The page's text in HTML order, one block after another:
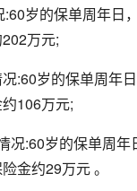
岁的保单周年
万元;
:60岁的保单周年
106万元;
况:60岁的保单周
金约29万元 。